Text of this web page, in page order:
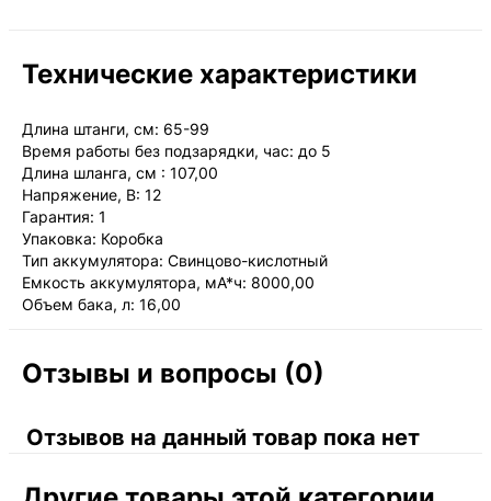
Технические характеристики
Длина штанги, см: 65-99
Время работы без подзарядки, час: до 5
Длина шланга, см : 107,00
Напряжение, В: 12
Гарантия: 1
Упаковка: Коробка
Тип аккумулятора: Свинцово-кислотный
Емкость аккумулятора, мА*ч: 8000,00
Объем бака, л: 16,00
Отзывы и вопросы (0)
Отзывов на данный товар пока нет